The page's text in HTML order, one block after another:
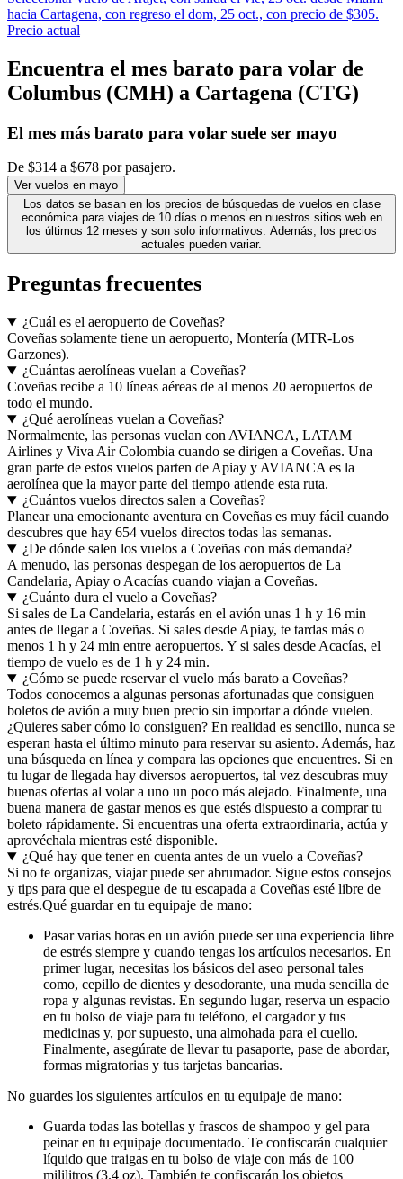
hacia Cartagena, con regreso el dom, 25 oct., con precio de $305.
Precio actual
Encuentra el mes barato para volar de
Columbus (CMH) a Cartagena (CTG)
El mes más barato para volar suele ser mayo
De $314 a $678 por pasajero.
Ver vuelos en mayo
Los datos se basan en los precios de búsquedas de vuelos en clase
económica para viajes de 10 días o menos en nuestros sitios web en
los últimos 12 meses y son solo informativos. Además, los precios
actuales pueden variar.
Preguntas frecuentes
¿Cuál es el aeropuerto de Coveñas?
Coveñas solamente tiene un aeropuerto, Montería (MTR-Los
Garzones).
¿Cuántas aerolíneas vuelan a Coveñas?
Coveñas recibe a 10 líneas aéreas de al menos 20 aeropuertos de
todo el mundo.
¿Qué aerolíneas vuelan a Coveñas?
Normalmente, las personas vuelan con AVIANCA, LATAM
Airlines y Viva Air Colombia cuando se dirigen a Coveñas. Una
gran parte de estos vuelos parten de Apiay y AVIANCA es la
aerolínea que la mayor parte del tiempo atiende esta ruta.
¿Cuántos vuelos directos salen a Coveñas?
Planear una emocionante aventura en Coveñas es muy fácil cuando
descubres que hay 654 vuelos directos todas las semanas.
¿De dónde salen los vuelos a Coveñas con más demanda?
A menudo, las personas despegan de los aeropuertos de La
Candelaria, Apiay o Acacías cuando viajan a Coveñas.
¿Cuánto dura el vuelo a Coveñas?
Si sales de La Candelaria, estarás en el avión unas 1 h y 16 min
antes de llegar a Coveñas. Si sales desde Apiay, te tardas más o
menos 1 h y 24 min entre aeropuertos. Y si sales desde Acacías, el
tiempo de vuelo es de 1 h y 24 min.
¿Cómo se puede reservar el vuelo más barato a Coveñas?
Todos conocemos a algunas personas afortunadas que consiguen
boletos de avión a muy buen precio sin importar a dónde vuelen.
¿Quieres saber cómo lo consiguen? En realidad es sencillo, nunca se
esperan hasta el último minuto para reservar su asiento. Además, haz
una búsqueda en línea y compara las opciones que encuentres. Si en
tu lugar de llegada hay diversos aeropuertos, tal vez descubras muy
buenas ofertas al volar a uno un poco más alejado. Finalmente, una
buena manera de gastar menos es que estés dispuesto a comprar tu
boleto rápidamente. Si encuentras una oferta extraordinaria, actúa y
aprovéchala mientras esté disponible.
¿Qué hay que tener en cuenta antes de un vuelo a Coveñas?
Si no te organizas, viajar puede ser abrumador. Sigue estos consejos
y tips para que el despegue de tu escapada a Coveñas esté libre de
estrés.Qué guardar en tu equipaje de mano:
Pasar varias horas en un avión puede ser una experiencia libre
de estrés siempre y cuando tengas los artículos necesarios. En
primer lugar, necesitas los básicos del aseo personal tales
como, cepillo de dientes y desodorante, una muda sencilla de
ropa y algunas revistas. En segundo lugar, reserva un espacio
en tu bolso de viaje para tu teléfono, el cargador y tus
medicinas y, por supuesto, una almohada para el cuello.
Finalmente, asegúrate de llevar tu pasaporte, pase de abordar,
formas migratorias y tus tarjetas bancarias.
No guardes los siguientes artículos en tu equipaje de mano:
Guarda todas las botellas y frascos de shampoo y gel para
peinar en tu equipaje documentado. Te confiscarán cualquier
líquido que traigas en tu bolso de viaje con más de 100
mililitros (3.4 oz). También te confiscarán los objetos